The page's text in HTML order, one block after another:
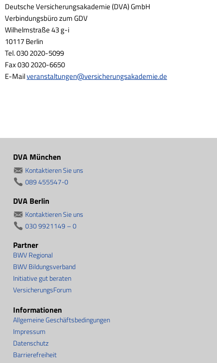
Deutsche Versicherungsakademie (DVA) GmbH
Verbindungsbüro zum GDV
Wilhelmstraße 43 g-i
10117 Berlin
Tel. 030 2020-5099
Fax 030 2020-6650
E-Mailveranstaltungen@versicherungsakademie.de
DVA München
Kontaktieren Sie uns
089 455547-0
DVA Berlin
Kontaktieren Sie uns
030 9921149 – 0
Informationen
Allgemeine Geschäftsbedingungen
Impressum
Datenschutz
Barrierefreiheit
Partner
BWV Regional
BWV Bildungsverband
Initiative gut beraten
VersicherungsForum